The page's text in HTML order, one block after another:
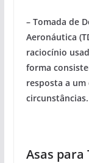
– Tomada de
Aeronáutica
raciocínio
forma
resposta a
circunstâncias.
Asas para